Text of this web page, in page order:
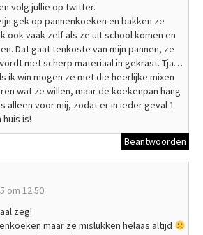
volg jullie op twitter.
gek op pannenkoeken en bakken ze
ook vaak zelf als ze uit school komen en
Dat gaat tenkoste van mijn pannen, ze
met scherp materiaal in gekrast. Tja…
ik win mogen ze met die heerlijke mixen
wat ze willen, maar de koekenpan hang
alleen voor mij, zodat er in ieder geval 1
is!
Beantwoorden
om 12:50
zeg!
maar ze mislukken helaas altijd